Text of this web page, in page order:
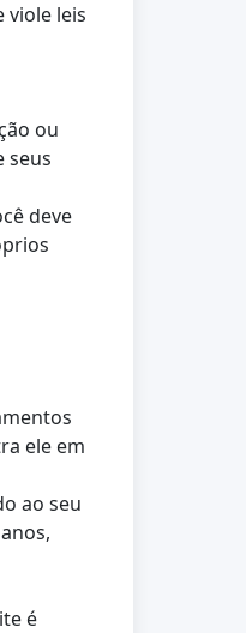
viole leis
ou
seus
deve
ele em
ao seu
é